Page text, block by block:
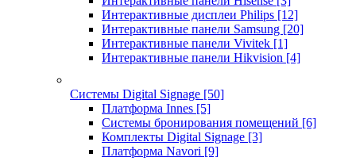
Интерактивные дисплеи Philips [12]
Интерактивные панели Samsung [20]
Интерактивные панели Vivitek [1]
Интерактивные панели Hikvision [4]
Системы Digital Signage [50]
Платформа Innes [5]
Системы бронирования помещений [6]
Комплекты Digital Signage [3]
Платформа Navori [9]